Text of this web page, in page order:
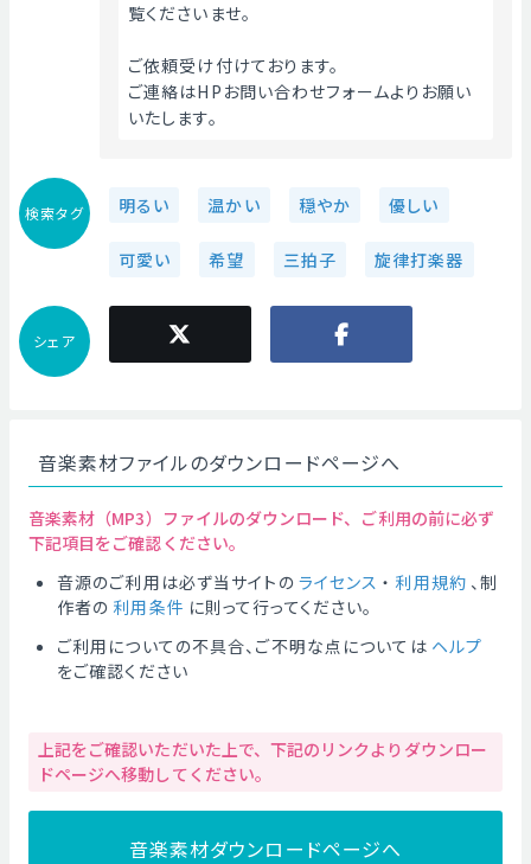
覧くださいませ。
ご依頼受け付けております。
ご連絡はHPお問い合わせフォームよりお願い
いたします。
検索タグ 明るい 温かい 穏やか 優しい
可愛い 希望 三拍子 旋律打楽器
シェア
音楽素材ファイルのダウンロードページへ
音楽素材（MP3）ファイルのダウンロード、ご利用の前に必ず
下記項目をご確認ください。
音源のご利用は必ず当サイトの ライセンス ・ 利用規約 、制
作者の 利用条件 に則って行ってください。
ご利用についての不具合、ご不明な点については ヘルプ
をご確認ください
上記をご確認いただいた上で、下記のリンクよりダウンロー
ドページへ移動してください。
音楽素材ダウンロードページへ